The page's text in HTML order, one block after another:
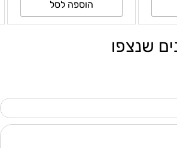
הוספה לסל
שנצפו